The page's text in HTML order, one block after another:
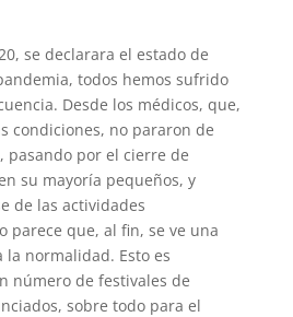
se declarara el estado de
todos hemos sufrido
Desde los médicos, que,
condiciones, no pararon de
pasando por el cierre de
su mayoría pequeños, y
de las actividades
parece que, al fin, se ve una
normalidad. Esto es
número de festivales de
sobre todo para el